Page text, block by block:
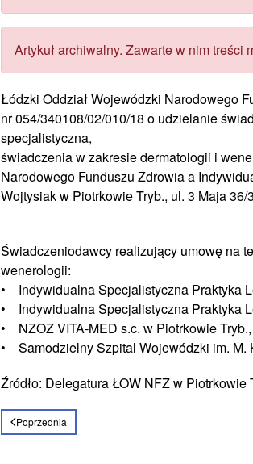
Artykuł archiwalny. Zawarte w nim treści
Łódzki Oddział Wojewódzki Narodowego
nr 054/340108/02/010/18 o udzielanie
specjalistyczna,
świadczenia w zakresie dermatologii i
Narodowego Funduszu Zdrowia a
Wojtysiak w Piotrkowie Tryb., ul. 3 Maja 36/
Świadczeniodawcy realizujący umowę na
wenerologii:
• Indywidualna Specjalistyczna Praktyka
• Indywidualna Specjalistyczna Praktyka
• NZOZ VITA-MED s.c. w Piotrkowie
• Samodzielny Szpital Wojewódzki im. M.
Źródło: Delegatura ŁOW NFZ w Piotrkowie
Poprzednia